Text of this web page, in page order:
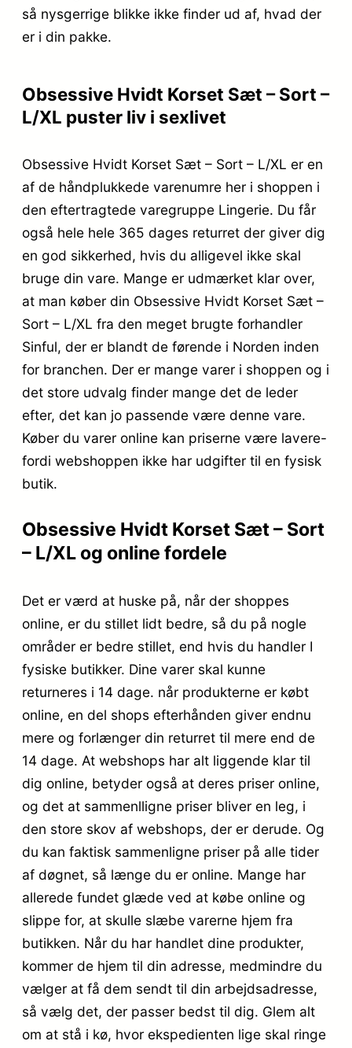
så nysgerrige blikke ikke finder ud af, hvad der
er i din pakke.
Obsessive Hvidt Korset Sæt – Sort –
L/XL puster liv i sexlivet
Obsessive Hvidt Korset Sæt – Sort – L/XL er en
af de håndplukkede varenumre her i shoppen i
den eftertragtede varegruppe Lingerie. Du får
også hele hele 365 dages returret der giver dig
en god sikkerhed, hvis du alligevel ikke skal
bruge din vare. Mange er udmærket klar over,
at man køber din Obsessive Hvidt Korset Sæt –
Sort – L/XL fra den meget brugte forhandler
Sinful, der er blandt de førende i Norden inden
for branchen. Der er mange varer i shoppen og i
det store udvalg finder mange det de leder
efter, det kan jo passende være denne vare.
Køber du varer online kan priserne være lavere-
fordi webshoppen ikke har udgifter til en fysisk
butik.
Obsessive Hvidt Korset Sæt – Sort
– L/XL og online fordele
Det er værd at huske på, når der shoppes
online, er du stillet lidt bedre, så du på nogle
områder er bedre stillet, end hvis du handler I
fysiske butikker. Dine varer skal kunne
returneres i 14 dage. når produkterne er købt
online, en del shops efterhånden giver endnu
mere og forlænger din returret til mere end de
14 dage. At webshops har alt liggende klar til
dig online, betyder også at deres priser online,
og det at sammenlligne priser bliver en leg, i
den store skov af webshops, der er derude. Og
du kan faktisk sammenligne priser på alle tider
af døgnet, så længe du er online. Mange har
allerede fundet glæde ved at købe online og
slippe for, at skulle slæbe varerne hjem fra
butikken. Når du har handlet dine produkter,
kommer de hjem til din adresse, medmindre du
vælger at få dem sendt til din arbejdsadresse,
så vælg det, der passer bedst til dig. Glem alt
om at stå i kø, hvor ekspedienten lige skal ringe